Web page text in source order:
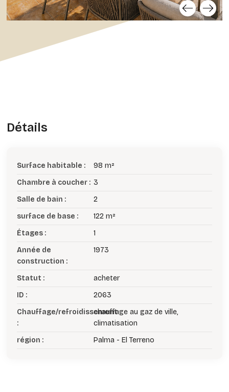
Détails
Surface habitable :
98 m²
Chambre à coucher : 3
Salle de bain :
2
surface de base :
122 m²
Étages :
1
Année de
construction :
1973
Statut :
acheter
ID :
2063
Chauffage/refroidissement
:
chauffage au gaz de ville,
climatisation
région :
Palma - El Terreno